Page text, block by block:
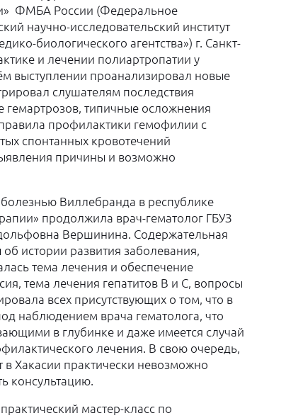
ФМБА России (Федеральное
научно-исследовательский институт
биологического агентства») г. Санкт-
и лечении полиартропатии у
выступлении проанализировал новые
слушателям последствия
гемартрозов, типичные осложнения
профилактики гемофилии с
спонтанных кровотечений
причины и возможно
Виллебранда в республике
продолжила врач-гематолог ГБУЗ
Вершинина. Содержательная
истории развития заболевания,
тема лечения и обеспечение
тема лечения гепатитов В и С, вопросы
всех присутствующих о том, что в
наблюдением врача гематолога, что
в глубинке и даже имеется случай
лечения. В свою очередь,
в Хакасии практически невозможно
консультацию.
мастер-класс по